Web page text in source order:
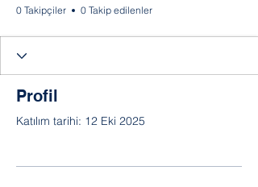
0 Takipçiler 0 Takip edilenler
Profil
Katılım tarihi: 12 Eki 2025